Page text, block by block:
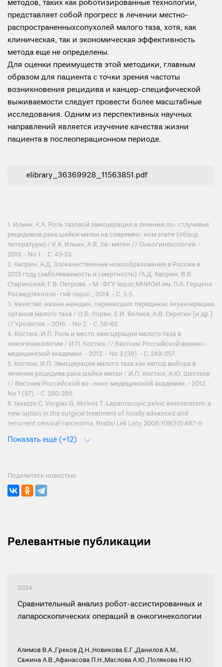
методов, таких как роботизированные технологии,
представляет собой прогресс в лечении местно-
распространенныхсопухолей малого таза, хотя, как
клиническая, так и экономическая эффективность
метода еще не определены.
Для оценки преимуществ этой методики, главным
образом для пациента с точки зрения частоты
возникновения рецидива и канцер-специфической
выживаемости следует провести более масштабные
исследования. Одним из перспективных научных
направлений является изучение качества жизни
пациента в послеоперационном периоде.
elibrary_36369928_11563851.pdf
1. Ильин, К.А. Роль тазовой эвисцерации в лечении по- стлучевых
рецидивов рака шейки матки на современ- ном этапе (обзор
литературы) / К.А. Ильин, А.В. За- мятин // Онкогинекология. -
2013. - No 1. - С. 43-53.
2. Каприн, А.Д. Злокачественные новообразования в России в
2013 году (заболеваемость и смертность) /А.Д. Каприн, В.В.
Старинский, Г.В. Петрова. - М.: ФГУ laquo;МНИОИ им. П.А. Герцена
Росмедтехноло- гий raquo;, 2014. - С. 3-5.
3. Качество жизни женщин, перенесших переднюю экзентерацию
органов малого таза / О.Б. Лоран, Е.И. Велиев, А.В. Серегин [и др.]
// Урология. - 2016. - No 2. - С. 58-62.
4. Костюк, И.П. Роль и место эвисцерации малого таза в
онкогинекологии / И.П. Костюк // Вестник Российской военно-
медицинской академии. - 2012. - No 3 (39). - С. 249-257.
5. Костюк, И.П. Эвисцерация малого таза как метод выбора в
лечении рецидива рака шейки матки / И.П. Костюк, А.Ю. Шестаев
// Вестник Российской во- енно-медицинской академии. - 2012. -
No 1 (37). - С. 280-285.
6. Iavazzo C, Vorgias G, Akrivos T. Laparoscopic pelvic exenteration: a
new option in the surgical treatment of locally advanced and
recurrent cervical carcinoma. Bratisl Lek Listy 2008;109(10):467-9.
Показать ещё (+12)
Поделитесь новостью
Релевантные публикации
2024
Сравнительный анализ робот-ассистированных и
лапароскопических операций в онкогинекологии
Алимов В.А.,Греков Д.Н.,Новикова Е.Г.,Данилов А.М.,
Сажина А.В.,Афанасова П.Н.,Маслова А.Ю.,Полякова Н.Ю.